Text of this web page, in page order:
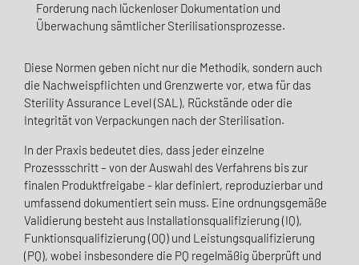
Forderung nach lückenloser Dokumentation und
Überwachung sämtlicher Sterilisationsprozesse.
Diese Normen geben nicht nur die Methodik, sondern auch
die Nachweispflichten und Grenzwerte vor, etwa für das
Sterility Assurance Level (SAL), Rückstände oder die
Integrität von Verpackungen nach der Sterilisation.
In der Praxis bedeutet dies, dass jeder einzelne
Prozessschritt – von der Auswahl des Verfahrens bis zur
finalen Produktfreigabe - klar definiert, reproduzierbar und
umfassend dokumentiert sein muss. Eine ordnungsgemäße
Validierung besteht aus Installationsqualifizierung (IQ),
Funktionsqualifizierung (OQ) und Leistungsqualifizierung
(PQ), wobei insbesondere die PQ regelmäßig überprüft und